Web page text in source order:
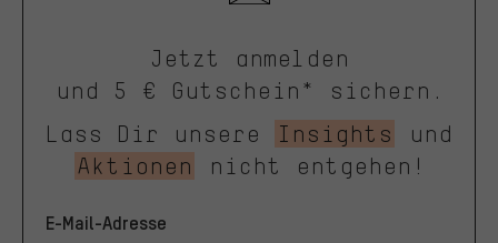
Jetzt anmelden
und 5 € Gutschein* sichern.
Lass Dir unsere
Insights
und
Aktionen
nicht entgehen!
E-Mail-Adresse